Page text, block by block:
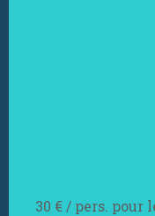
30 € / pers.